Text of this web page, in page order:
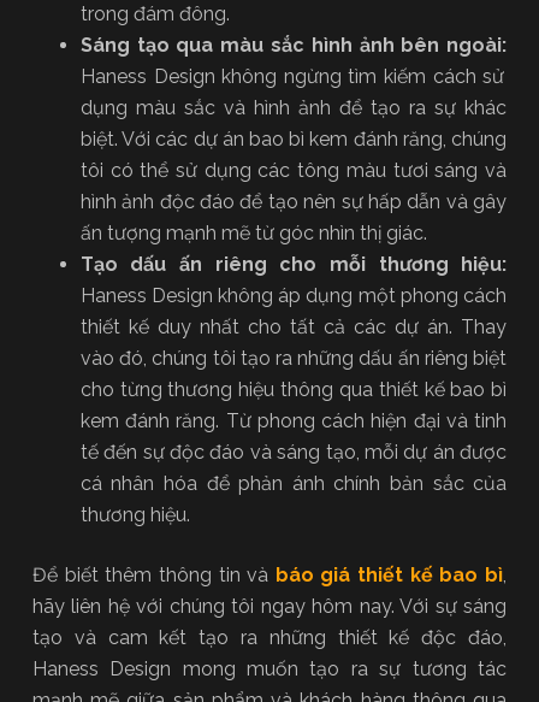
trong đám đông.
Sáng tạo qua màu sắc hình ảnh bên ngoài:
Haness Design không ngừng tìm kiếm cách sử
dụng màu sắc và hình ảnh để tạo ra sự khác
biệt. Với các dự án bao bì kem đánh răng, chúng
tôi có thể sử dụng các tông màu tươi sáng và
hình ảnh độc đáo để tạo nên sự hấp dẫn và gây
ấn tượng mạnh mẽ từ góc nhìn thị giác.
Tạo dấu ấn riêng cho mỗi thương hiệu:
Haness Design không áp dụng một phong cách
thiết kế duy nhất cho tất cả các dự án. Thay
vào đó, chúng tôi tạo ra những dấu ấn riêng biệt
cho từng thương hiệu thông qua thiết kế bao bì
kem đánh răng. Từ phong cách hiện đại và tinh
tế đến sự độc đáo và sáng tạo, mỗi dự án được
cá nhân hóa để phản ánh chính bản sắc của
thương hiệu.
Để biết thêm thông tin và báo giá thiết kế bao bì,
hãy liên hệ với chúng tôi ngay hôm nay. Với sự sáng
tạo và cam kết tạo ra những thiết kế độc đáo,
Haness Design mong muốn tạo ra sự tương tác